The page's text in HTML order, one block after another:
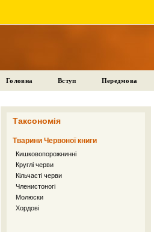
Головна Вступ Передмова
Таксономія
Тварини Червоної книги
Кишковопорожнинні
Круглі черви
Кільчасті черви
Членистоногі
Молюски
Хордові